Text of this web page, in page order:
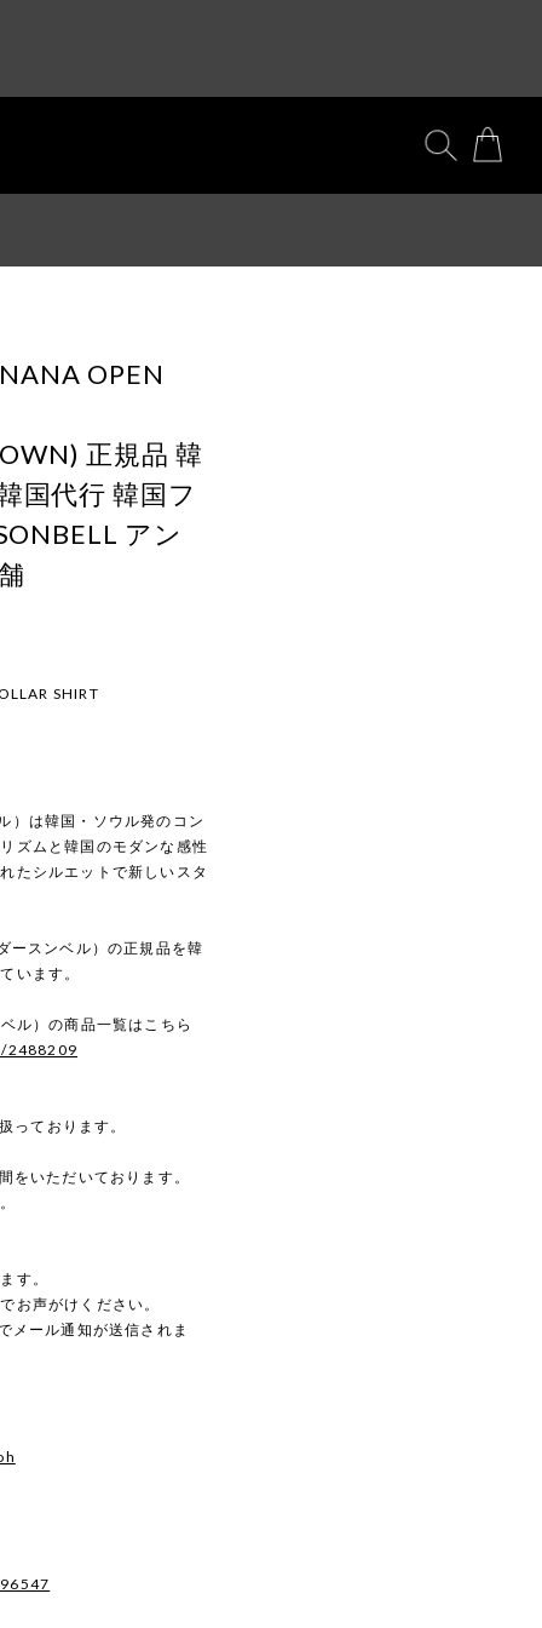
OPEN
正規品 韓
国代行 韓国フ
アン
SHIRT
）は韓国・ソウル発のコン
ズムと韓国のモダンな感性
たシルエットで新しいスタ
ースンベル）の正規品を韓
います。
ル）の商品一覧はこちら
2488209
ております。
をいただいております。
す。
お声がけください。
メール通知が送信されま